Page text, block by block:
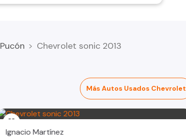
Pucón Chevrolet sonic 2013
Más Autos Usados Chevrolet
Ignacio Martínez